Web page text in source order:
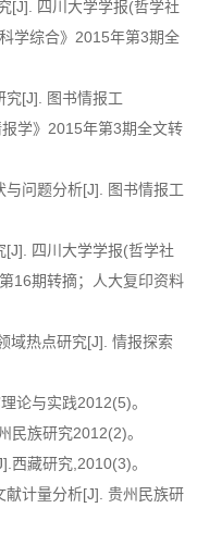
[J]. 四川大学学报(哲学社
学综合》2015年第3期全
究[J]. 图书情报工
学》2015年第3期全文转
问题分析[J]. 图书情报工
四川大学学报(哲学社
16期转摘；人大复印资料
域热点研究[J]. 情报探索
论与实践2012(5)。
民族研究2012(2)。
西藏研究,2010(3)。
献计量分析[J]. 贵州民族研